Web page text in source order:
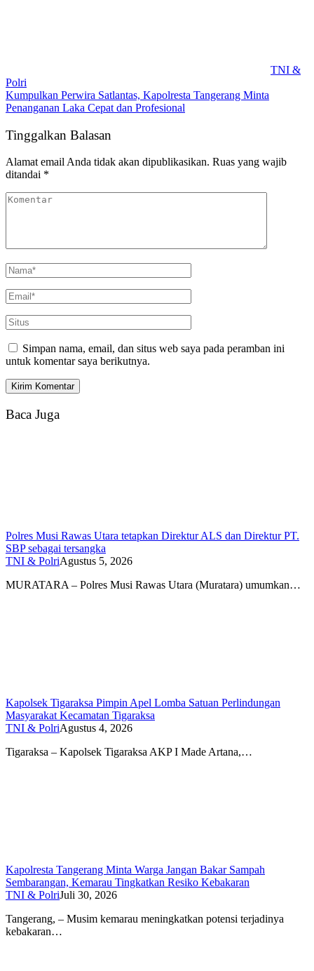
TNI &
Polri
Kumpulkan Perwira Satlantas, Kapolresta Tangerang Minta
Penanganan Laka Cepat dan Profesional
Tinggalkan Balasan
Alamat email Anda tidak akan dipublikasikan. Ruas yang wajib
ditandai *
Simpan nama, email, dan situs web saya pada peramban ini
untuk komentar saya berikutnya.
Baca Juga
Polres Musi Rawas Utara tetapkan Direktur ALS dan Direktur PT.
SBP sebagai tersangka
TNI & PolriAgustus 5, 2026
MURATARA – Polres Musi Rawas Utara (Muratara) umumkan…
Kapolsek Tigaraksa Pimpin Apel Lomba Satuan Perlindungan
Masyarakat Kecamatan Tigaraksa
TNI & PolriAgustus 4, 2026
Tigaraksa – Kapolsek Tigaraksa AKP I Made Artana,…
Kapolresta Tangerang Minta Warga Jangan Bakar Sampah
Sembarangan, Kemarau Tingkatkan Resiko Kebakaran
TNI & PolriJuli 30, 2026
Tangerang, – Musim kemarau meningkatkan potensi terjadinya
kebakaran…